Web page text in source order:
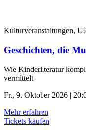
Kulturveranstaltungen,
Geschichten, die
Wie Kinderliteratur
vermittelt
Fr., 9. Oktober 2026 |
Mehr erfahren
Tickets kaufen